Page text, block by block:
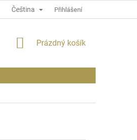
O WEBU
Čeština Přihlášení
NÁKUPNÍ
Prázdný košík